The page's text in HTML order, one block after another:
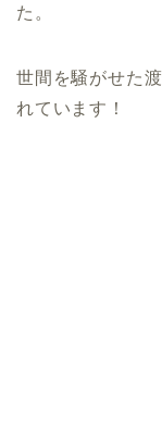
た。
世間を騒がせた
れています！